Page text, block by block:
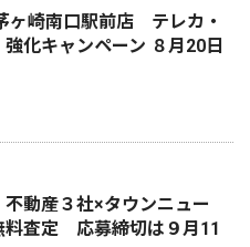
ヶ崎南口駅前店 テレカ・
化キャンペーン ８月20日
動産３社×タウンニュー
査定 応募締切は９月11